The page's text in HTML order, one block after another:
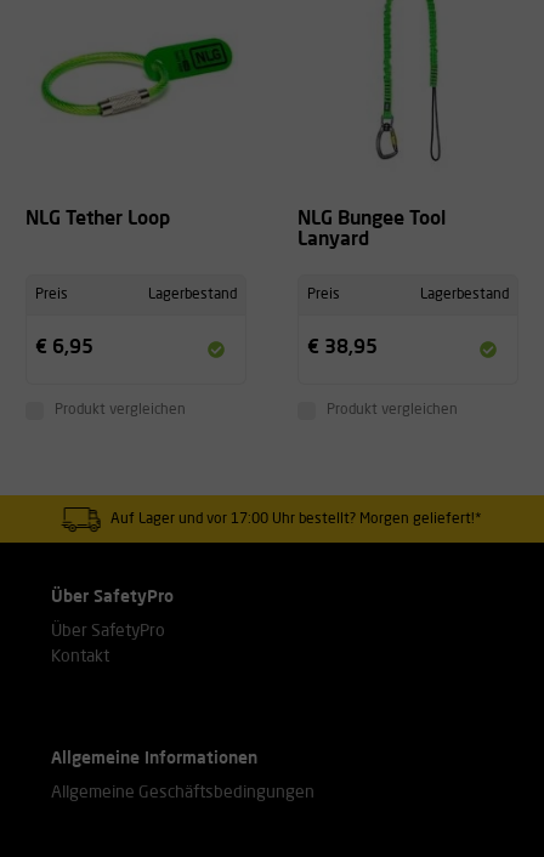
NLG Tether Loop
Preis Lagerbestand
€ 6,95
Produkt vergleichen
NLG Bungee Tool
Lanyard
Preis Lagerbestand
€ 38,95
Produkt vergleichen
Auf Lager und vor 17:00 Uhr bestellt? Morgen geliefert!*
Über SafetyPro
Über SafetyPro
Kontakt
Allgemeine Informationen
Allgemeine Geschäftsbedingungen